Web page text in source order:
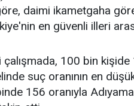
daimi ikametgaha
en güvenli illeri
100 bin kişide
suç oranının en
156 oranıyla